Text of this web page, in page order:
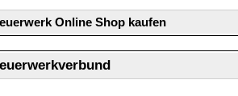
Online Shop kaufen